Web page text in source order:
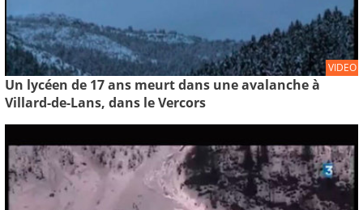
VIDEO
Un lycéen de 17 ans meurt dans une avalanche à
Villard-de-Lans, dans le Vercors